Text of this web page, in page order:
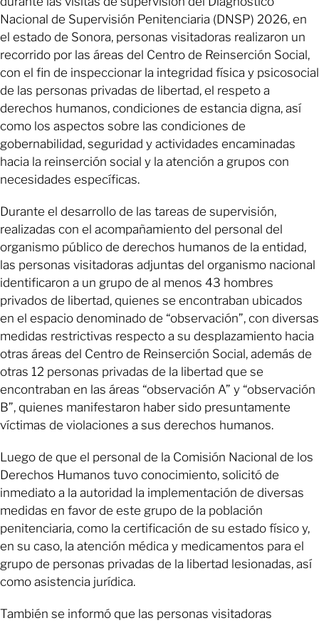
Nacional de Supervisión Penitenciaria (DNSP) 2026, en
el estado de Sonora, personas visitadoras realizaron un
recorrido por las áreas del Centro de Reinserción Social,
con el fin de inspeccionar la integridad física y psicosocial
de las personas privadas de libertad, el respeto a
derechos humanos, condiciones de estancia digna, así
como los aspectos sobre las condiciones de
gobernabilidad, seguridad y actividades encaminadas
hacia la reinserción social y la atención a grupos con
necesidades específicas.
Durante el desarrollo de las tareas de supervisión,
realizadas con el acompañamiento del personal del
organismo público de derechos humanos de la entidad,
las personas visitadoras adjuntas del organismo nacional
identificaron a un grupo de al menos 43 hombres
privados de libertad, quienes se encontraban ubicados
en el espacio denominado de “observación”, con diversas
medidas restrictivas respecto a su desplazamiento hacia
otras áreas del Centro de Reinserción Social, además de
otras 12 personas privadas de la libertad que se
encontraban en las áreas “observación A” y “observación
B”, quienes manifestaron haber sido presuntamente
víctimas de violaciones a sus derechos humanos.
Luego de que el personal de la Comisión Nacional de los
Derechos Humanos tuvo conocimiento, solicitó de
inmediato a la autoridad la implementación de diversas
medidas en favor de este grupo de la población
penitenciaria, como la certificación de su estado físico y,
en su caso, la atención médica y medicamentos para el
grupo de personas privadas de la libertad lesionadas, así
como asistencia jurídica.
También se informó que las personas visitadoras